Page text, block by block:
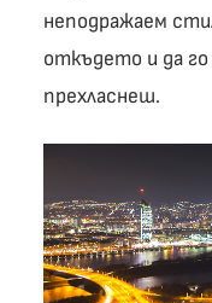
неподражаем
откъдето и да
прехласнеш.